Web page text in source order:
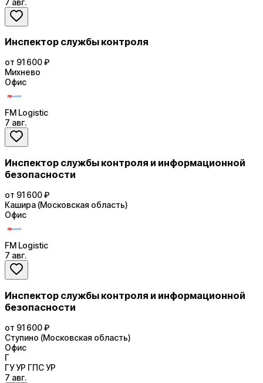
Инспектор службы контроля
от 91 600 ₽
Михнево
Офис
FM Logistic
7 авг.
Инспектор службы контроля и информационной
безопасности
от 91 600 ₽
Кашира (Московская область)
Офис
FM Logistic
7 авг.
Инспектор службы контроля и информационной
безопасности
от 91 600 ₽
Ступино (Московская область)
Офис
Г
ГУ УР ГПС УР
7 авг.